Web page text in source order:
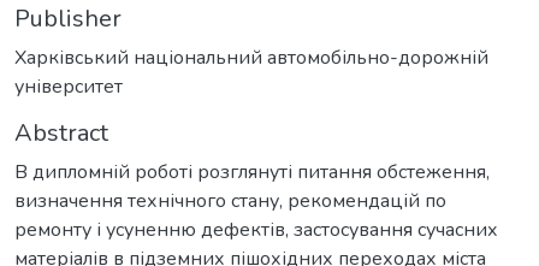
Publisher
Харківський національний автомобільно-дорожній
університет
Abstract
В дипломній роботі розглянуті питання обстеження,
визначення технічного стану, рекомендацій по
ремонту і усуненню дефектів, застосування сучасних
матеріалів в підземних пішохідних переходах міста